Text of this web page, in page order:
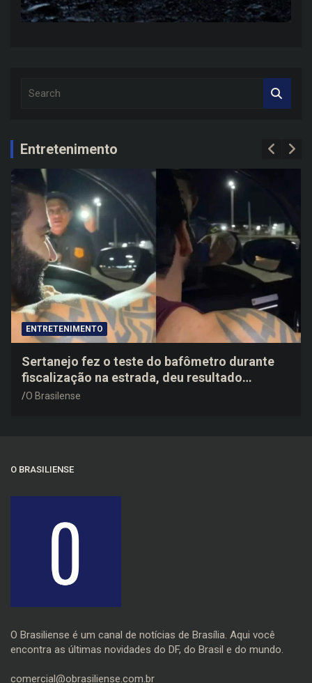
c
h
Entretenimento
ENTRETENIMENTO
Sertanejo fez o teste do bafômetro durante
fiscalização na estrada, deu resultado
negativo e elogiou o trabalho dos agentes de
O Brasilense
O BRASILIENSE
O Brasiliense é um canal de notícias de Brasília. Aqui você
encontra as últimas novidades do DF, do Brasil e do mundo.
comercial@obrasiliense.com.br